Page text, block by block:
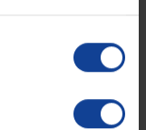
Clip Rose Enfant